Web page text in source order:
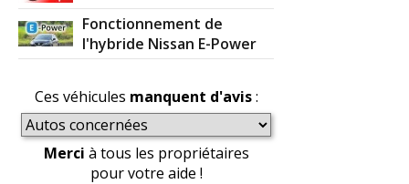
Fonctionnement de
l'hybride Nissan E-Power
Ces véhicules manquent d'avis:
Merci à tous les propriétaires
pour votre aide !